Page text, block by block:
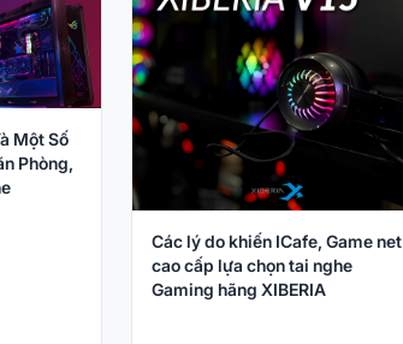
Một Số
Phòng,
Các lý do khiến ICafe, Game net
cao cấp lựa chọn tai nghe
Gaming hãng XIBERIA